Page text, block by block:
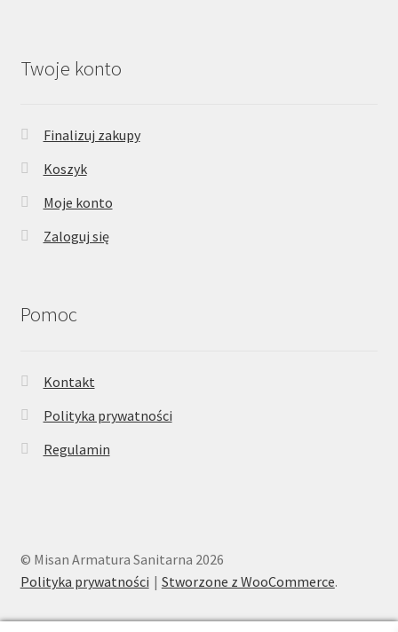
Twoje konto
Finalizuj zakupy
Koszyk
Moje konto
Zaloguj się
Pomoc
Kontakt
Polityka prywatności
Regulamin
© Misan Armatura Sanitarna 2026
Polityka prywatności
Stworzone z WooCommerce.